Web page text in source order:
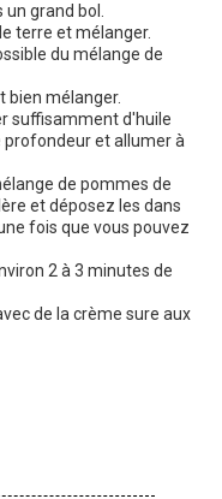
un grand bol.
terre et mélanger.
du mélange de
bien mélanger.
suffisamment d'huile
et allumer à
de pommes de
et déposez les dans
fois que vous pouvez
2 à 3 minutes de
de la crème sure aux